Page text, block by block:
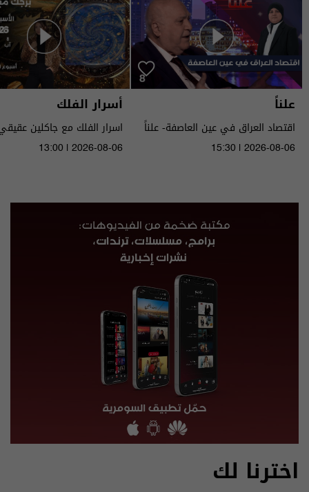
علناً
اقتصاد العراق في عين العاصفة- علناً
م٥ - الحلقة ٨ | الموسم ٥
15:30 | 2026-08-06
أسرار الفلك
الى ١٤ آب ٢٠٢٦ | 2026
13:00 | 2026-08-06
اخترنا لك